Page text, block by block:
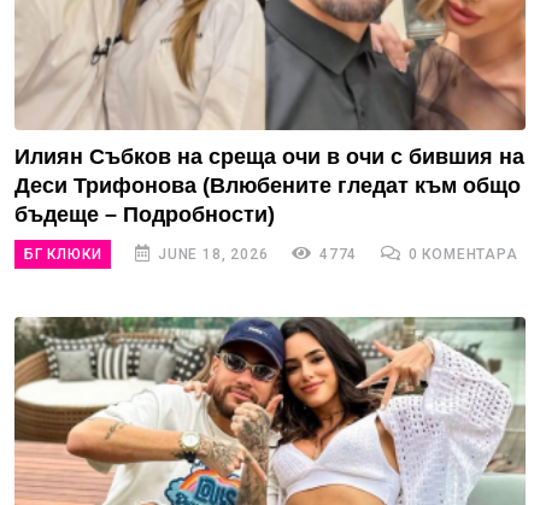
Илиян Събков на среща очи в очи с бившия на
Деси Трифонова (Влюбените гледат към общо
бъдеще – Подробности)
БГ КЛЮКИ JUNE 18, 2026 4774 0 КОМЕНТАРА